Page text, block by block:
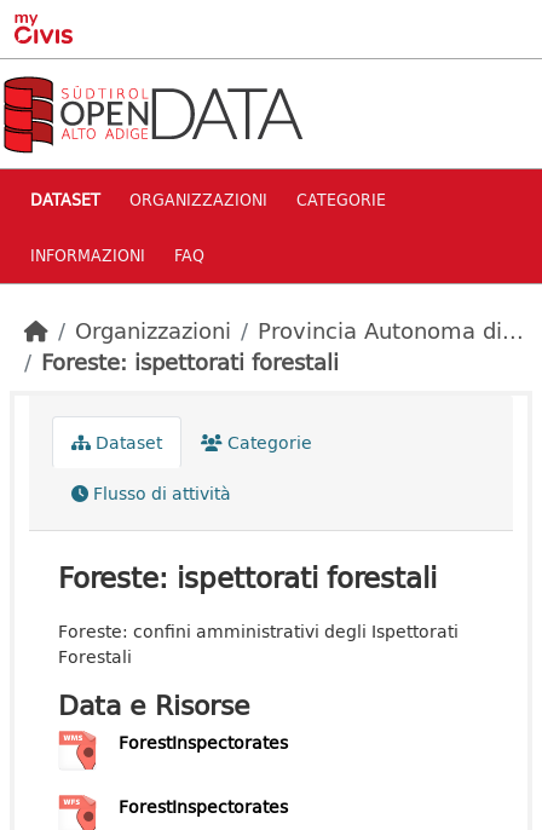
Skip to main content
DATASET ORGANIZZAZIONI CATEGORIE
INFORMAZIONI FAQ
Organizzazioni
Provincia Autonoma di...
Foreste: ispettorati forestali
Dataset
Categorie
Flusso di attività
Foreste: ispettorati forestali
Foreste: confini amministrativi degli Ispettorati
Forestali
Data e Risorse
ForestInspectorates
ForestInspectorates